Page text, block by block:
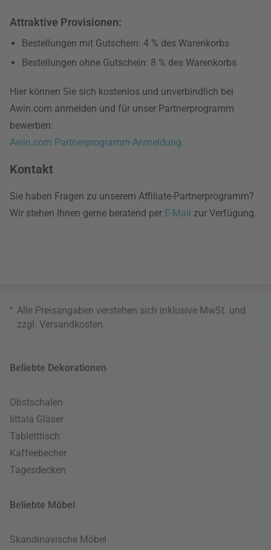
Attraktive Provisionen:
Bestellungen mit Gutschein: 4 % des Warenkorbs
Bestellungen ohne Gutschein: 8 % des Warenkorbs
Hier können Sie sich kostenlos und unverbindlich bei
Awin.com anmelden und für unser Partnerprogramm
bewerben:
Awin.com Partnerprogramm-Anmeldung
Kontakt
Sie haben Fragen zu unserem Affiliate-Partnerprogramm?
Wir stehen Ihnen gerne beratend per E-Mail zur Verfügung.
* Alle Preisangaben verstehen sich inklusive MwSt. und
zzgl. Versandkosten.
Beliebte Dekorationen
Obstschalen
Iittala Gläser
Tabletttisch
Kaffeebecher
Tagesdecken
Beliebte Möbel
Skandinavische Möbel